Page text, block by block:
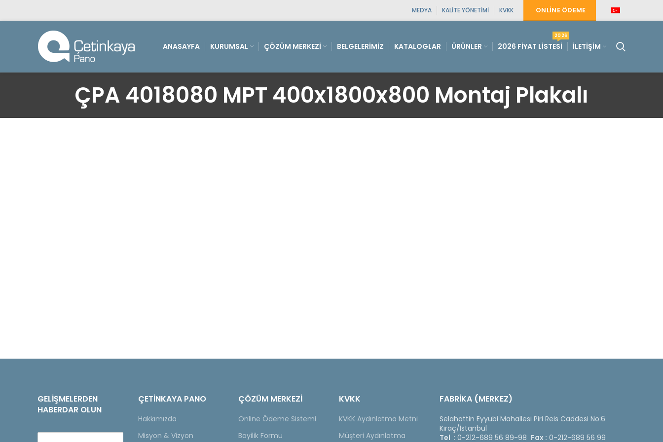
MEDYA KALITE YÖNETIMI KVKK ONLINE ÖDEME
ANASAYFA KURUMSAL ÇÖZÜM MERKEZI BELGELERIMIZ KATALOGLAR ÜRÜNLER 2026 FIYAT LISTESI
2026
İLETIŞIM
ÇPA 4018080 MPT 400x1800x800 Montaj Plakalı
GELIŞMELERDEN
HABERDAR OLUN
ÇETINKAYA PANO
Hakkımızda
Misyon & Vizyon
ÇÖZÜM MERKEZİ
Online Ödeme Sistemi
Bayilik Formu
KVKK
KVKK Aydınlatma Metni
Müşteri Aydınlatma
FABRİKA (MERKEZ)
Selahattin Eyyubi Mahallesi Piri Reis Caddesi No:6
Kıraç/İstanbul
Tel : 0-212-689 56 89-98 Fax : 0-212-689 56 99